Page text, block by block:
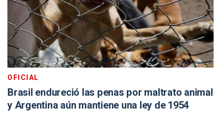
OFICIAL
Brasil endureció las penas por maltrato animal
y Argentina aún mantiene una ley de 1954